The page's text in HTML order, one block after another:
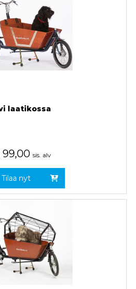
laatikossa
99,00 sis. alv
Tilaa nyt